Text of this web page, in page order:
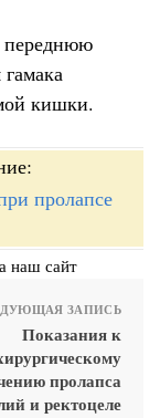
переднюю
кишки.
пролапсе
наш сайт
ЗАПИСЬ
Показания к
пролапса
и ректоцеле